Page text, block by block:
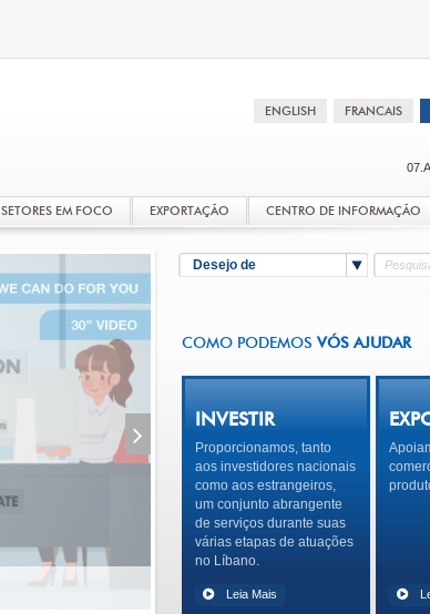
SETORES EM FOCO EXPORTAÇÃO CENTRO DE INFORMAÇÃO
COMO PODEMOS VÓS AJUDAR
INVESTIR
Proporcionamos, tanto
aos investidores nacionais
como aos estrangeiros,
um conjunto abrangente
de serviços durante suas
várias etapas de atuações
no Líbano.
Desejo de